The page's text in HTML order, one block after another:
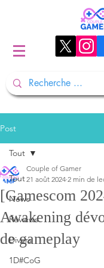
Post
Tout
News
Reviews
Divers
1D#CoG
Tout
[Gamescom
Awakening
de gameplay
Couple of Gamer
21 août 2024 2 min de